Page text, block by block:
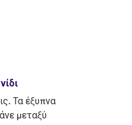
Τα έξυπνα
μεταξύ